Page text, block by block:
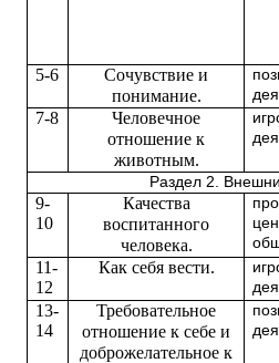
5-6
Сочувствие и
понимание.
7-8
Человечное
отношение к
животным.
Раздел 2.
9-
10
Качества
воспитанного
человека.
11-
12
Как себя вести.
13-
14
Требовательное
отношение к себе и
доброжелательное к